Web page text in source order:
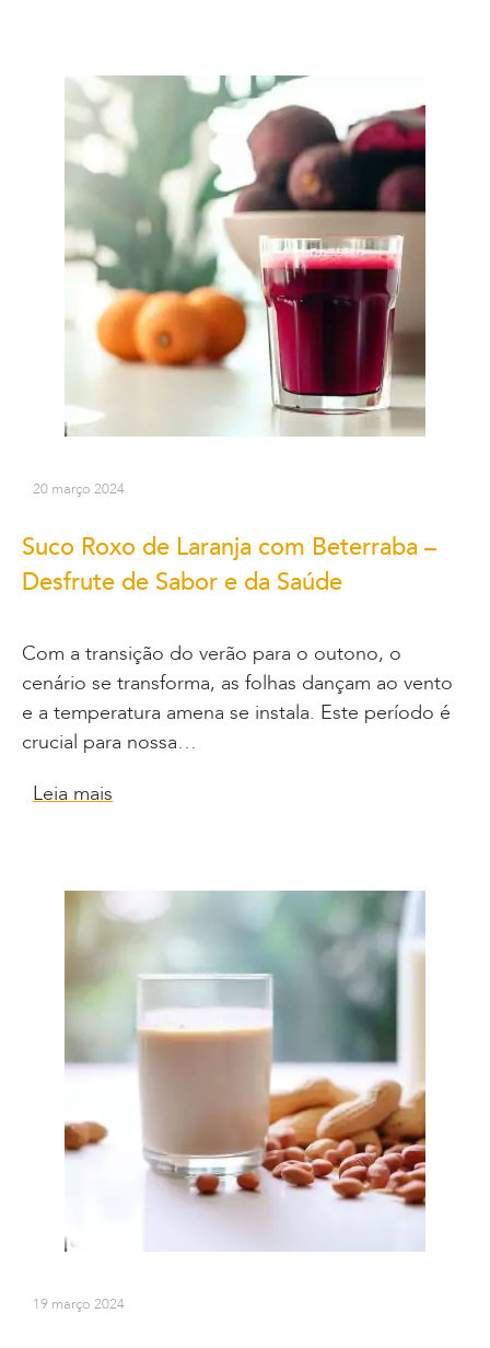
20 março 2024
Suco Roxo de Laranja com Beterraba –
Desfrute de Sabor e da Saúde
Com a transição do verão para o outono, o
cenário se transforma, as folhas dançam ao vento
e a temperatura amena se instala. Este período é
crucial para nossa…
Leia mais
19 março 2024